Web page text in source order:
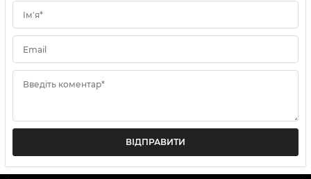
Ім'я*
Email
Введіть коментар*
ВІДПРАВИТИ